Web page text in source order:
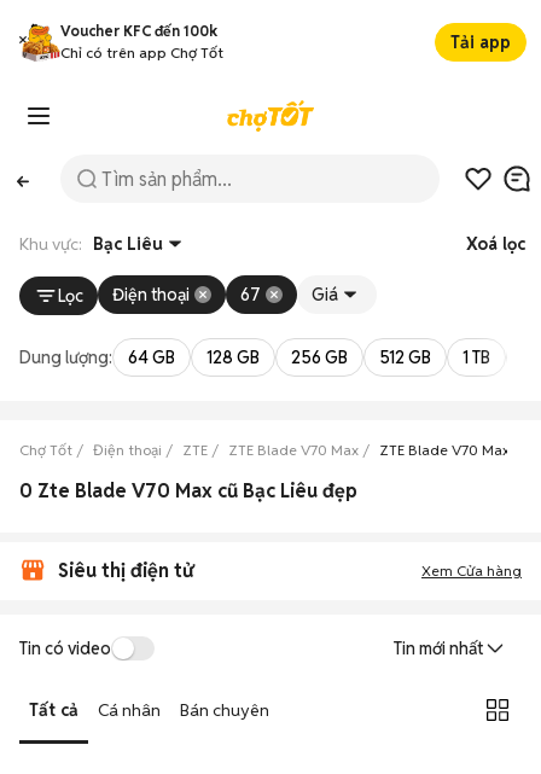
Voucher KFC đến 100k
Chỉ có trên app Chợ Tốt
Tải app
Khu vực: Bạc Liêu Xoá lọc
Lọc Điện thoại 67 Giá
Dung lượng: 64 GB 128 GB 256 GB 512 GB 1 TB
Chợ Tốt Điện thoại ZTE ZTE Blade V70 Max ZTE Blade V70 Max Bạc
0 Zte Blade V70 Max cũ Bạc Liêu đẹp
Siêu thị điện tử Xem Cửa hàng
Tin có video Tin mới nhất
Tất cả Cá nhân Bán chuyên